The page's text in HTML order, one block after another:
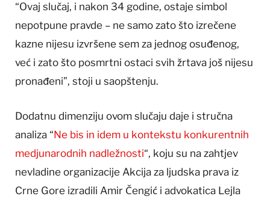
“Ovaj slučaj, i nakon 34 godine, ostaje simbol
nepotpune pravde – ne samo zato što izrečene
kazne nijesu izvršene sem za jednog osuđenog,
već i zato što posmrtni ostaci svih žrtava još nijesu
pronađeni”, stoji u saopštenju.
Dodatnu dimenziju ovom slučaju daje i stručna
analiza “Ne bis in idem u kontekstu konkurentnih
medjunarodnih nadležnosti“, koju su na zahtjev
nevladine organizacije Akcija za ljudska prava iz
Crne Gore izradili Amir Čengić i advokatica Lejla